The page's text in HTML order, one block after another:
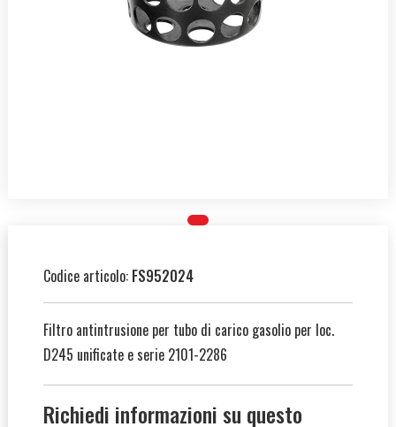
Codice articolo: FS952024
Filtro antintrusione per tubo di carico gasolio per loc.
D245 unificate e serie 2101-2286
Richiedi informazioni su questo